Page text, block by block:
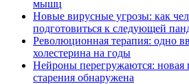
мышц
Новые вирусные угрозы: как
подготовиться к следующей
Революционная терапия: одно
холестерина на годы
Нейроны перегружаются: новая
старения обнаружена